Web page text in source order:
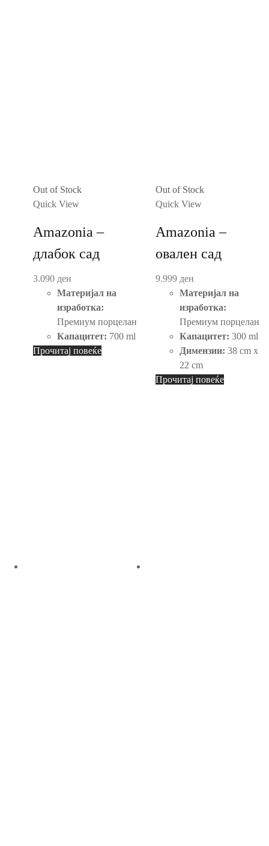
Out of Stock
Quick View
Amazonia –
длабок сад
3.090 ден
Материјал на
изработка:
Премиум порцелан
Капацитет: 700 ml
Прочитај повеќе
Out of Stock
Quick View
Amazonia –
овален сад
9.999 ден
Материјал на
изработка:
Премиум порцелан
Капацитет: 300 ml
Димензии: 38 cm x
22 cm
Прочитај повеќе